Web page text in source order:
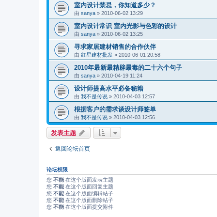
室内设计禁忌，你知道多少？
由 sanya » 2010-06-02 13:29
室内设计常识 室内光影与色彩的设计
由 sanya » 2010-06-02 13:25
寻求家居建材销售的合作伙伴
由 红星建材批发 » 2010-06-01 20:58
2010年最新最精辟最毒的二十六个句子
由 sanya » 2010-04-19 11:24
设计师提高水平必备秘籍
由 我不是传说 » 2010-04-03 12:57
根据客户的需求谈设计师签单
由 我不是传说 » 2010-04-03 12:56
发表主题
返回论坛首页
论坛权限
您 不能 在这个版面发表主题
您 不能 在这个版面回复主题
您 不能 在这个版面编辑帖子
您 不能 在这个版面删除帖子
您 不能 在这个版面提交附件